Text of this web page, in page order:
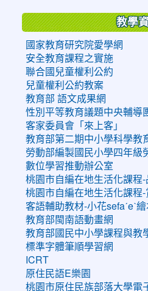
教學
國家教育研究院愛學網
安全教育課程之實施
聯合國兒童權利公約
兒童權利公約教案
教育部 語文成果網
性別平等教育議題中央輔導
客家委員會「來上客」
教育部第二期中小學科學教
勞動部編製國民小學四年級
數位學習推動辦公室
桃園市自編在地生活化課程-
桃園市自編在地生活化課程-
客語輔助教材-小花sefaˊeˋ
教育部閩南語動畫網
教育部國民中小學課程與教
標準字體筆順學習網
ICRT
原住民語E樂園
桃園市原住民族部落大學電